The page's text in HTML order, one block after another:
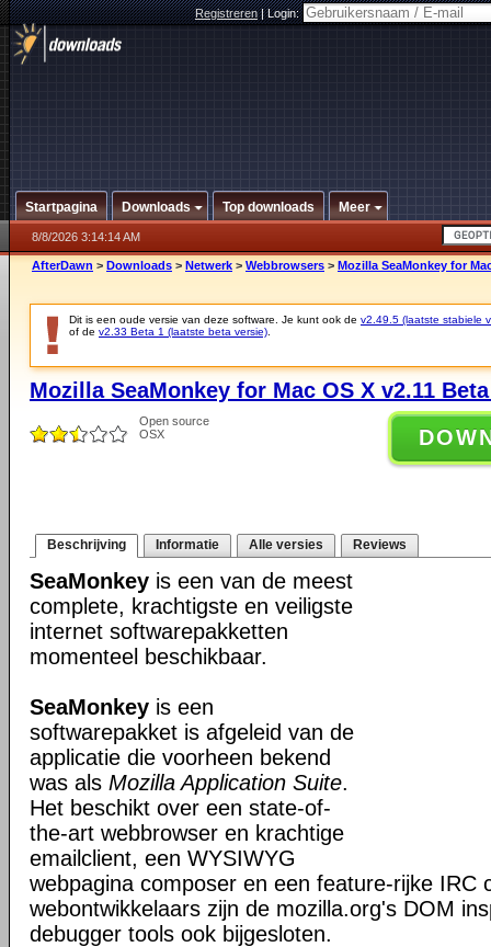
Registreren|Login:
Startpagina Downloads Top downloads Meer
8/8/2026 3:14:14 AM
AfterDawn > Downloads > Netwerk > Webbrowsers > Mozilla SeaMonkey for
Dit is een oude versie van deze software. Je kunt ook de v2.49.5 (laatste stabiele
of de v2.33 Beta 1 (laatste beta versie)
Mozilla SeaMonkey for Mac OS X v2.11
Open source
OSX
Beschrijving Informatie Alle versies Reviews
SeaMonkey is een van de meest
complete, krachtigste en veiligste
internet softwarepakketten
momenteel beschikbaar.
SeaMonkey is een
softwarepakket is afgeleid van de
applicatie die voorheen bekend
was als Mozilla Application Suite.
Het beschikt over een state-of-
the-art webbrowser en krachtige
emailclient, een WYSIWYG
webpagina composer en een feature-rijke IRC
webontwikkelaars zijn de mozilla.org's DOM
debugger tools ook bijgesloten.